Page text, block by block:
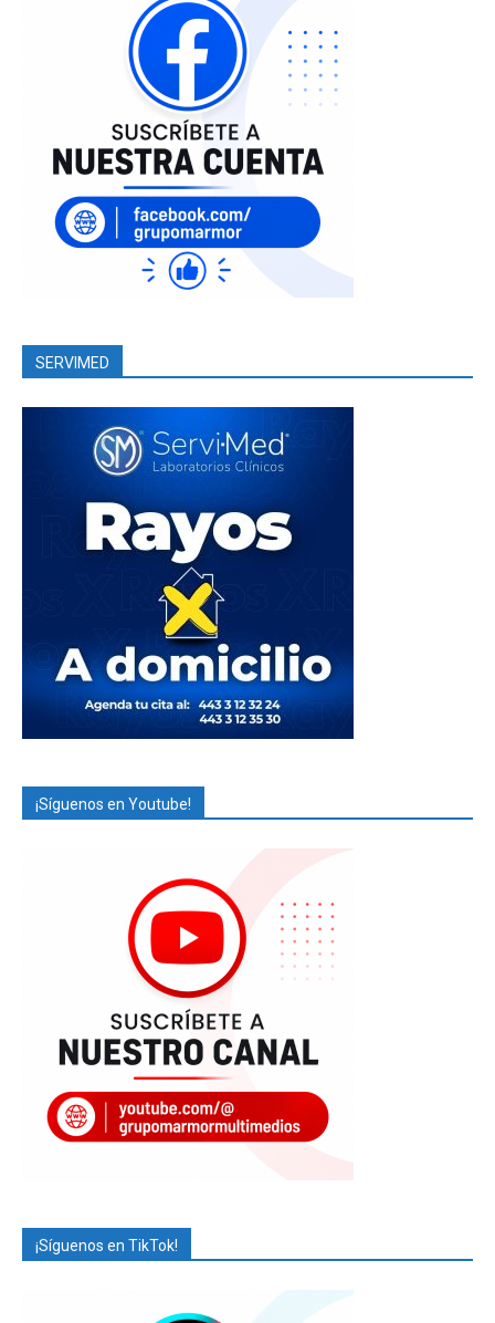
SERVIMED
¡Síguenos en Youtube!
¡Síguenos en TikTok!